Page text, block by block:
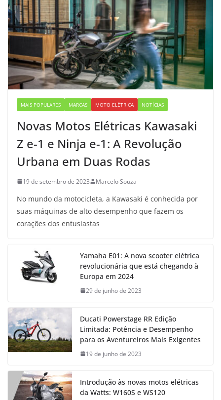
MAIS POPULARES MARCAS MOTO ELÉTRICA NOTÍCIAS
Novas Motos Elétricas Kawasaki
Z e-1 e Ninja e-1: A Revolução
Urbana em Duas Rodas
19 de setembro de 2023 Marcelo Souza
No mundo da motocicleta, a Kawasaki é conhecida por
suas máquinas de alto desempenho que fazem os
corações dos entusiastas
Yamaha E01: A nova scooter elétrica
revolucionária que está chegando à
Europa em 2024
29 de junho de 2023
Ducati Powerstage RR Edição
Limitada: Potência e Desempenho
para os Aventureiros Mais Exigentes
19 de junho de 2023
Introdução às novas motos elétricas
da Watts: W160S e WS120